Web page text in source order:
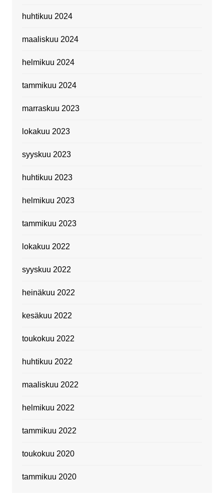
huhtikuu 2024
maaliskuu 2024
helmikuu 2024
tammikuu 2024
marraskuu 2023
lokakuu 2023
syyskuu 2023
huhtikuu 2023
helmikuu 2023
tammikuu 2023
lokakuu 2022
syyskuu 2022
heinäkuu 2022
kesäkuu 2022
toukokuu 2022
huhtikuu 2022
maaliskuu 2022
helmikuu 2022
tammikuu 2022
toukokuu 2020
tammikuu 2020